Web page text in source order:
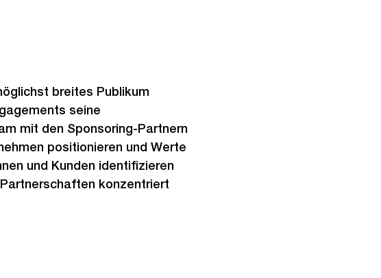
breites Publikum
seine
mit den Sponsoring-Partnern
positionieren und Werte
und Kunden identifizieren
konzentriert